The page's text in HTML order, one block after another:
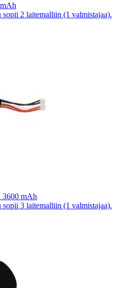
2 laitemalliin (1 valmistajaa).
mAh
3 laitemalliin (1 valmistajaa).